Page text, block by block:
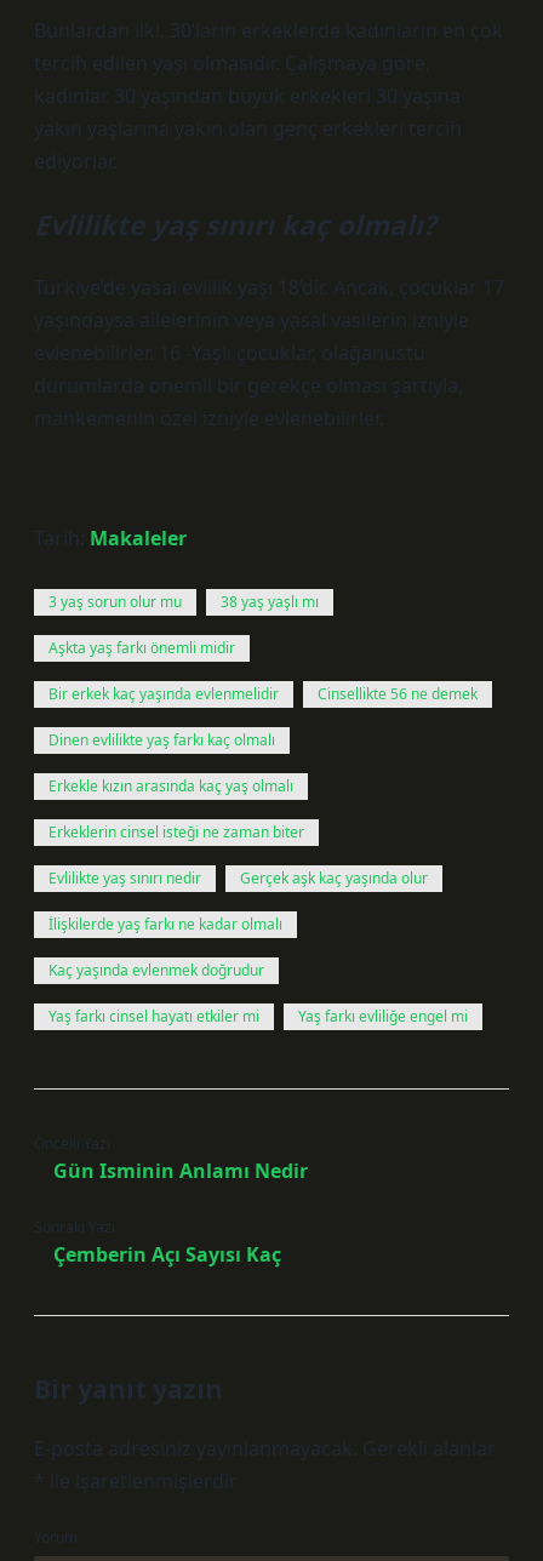
Bunlardan ilki, 30’ların erkeklerde kadınların en çok
tercih edilen yaşı olmasıdır. Çalışmaya göre,
kadınlar 30 yaşından büyük erkekleri 30 yaşına
yakın yaşlarına yakın olan genç erkekleri tercih
ediyorlar.
Evlilikte yaş sınırı kaç olmalı?
Türkiye’de yasal evlilik yaşı 18’dir. Ancak, çocuklar 17
yaşındaysa ailelerinin veya yasal vasilerin izniyle
evlenebilirler. 16 -Yaşlı çocuklar, olağanüstü
durumlarda önemli bir gerekçe olması şartıyla,
mahkemenin özel izniyle evlenebilirler.
Tarih: Makaleler
3 yaş sorun olur mu 38 yaş yaşlı mı
Aşkta yaş farkı önemli midir
Bir erkek kaç yaşında evlenmelidir Cinsellikte 56 ne demek
Dinen evlilikte yaş farkı kaç olmalı
Erkekle kızın arasında kaç yaş olmalı
Erkeklerin cinsel isteği ne zaman biter
Evlilikte yaş sınırı nedir Gerçek aşk kaç yaşında olur
İlişkilerde yaş farkı ne kadar olmalı
Kaç yaşında evlenmek doğrudur
Yaş farkı cinsel hayatı etkiler mi Yaş farkı evliliğe engel mi
Önceki Yazı
Gün Isminin Anlamı Nedir
Sonraki Yazı
Çemberin Açı Sayısı Kaç
Bir yanıt yazın
E-posta adresiniz yayınlanmayacak. Gerekli alanlar
*
ile işaretlenmişlerdir
Yorum